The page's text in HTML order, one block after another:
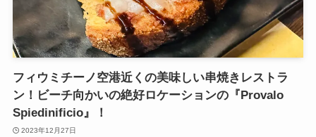
フィウミチーノ空港近くの美味しい串焼きレストラ
ン！ビーチ向かいの絶好ロケーションの『Provalo
Spiedinificio』！
2023年12月27日